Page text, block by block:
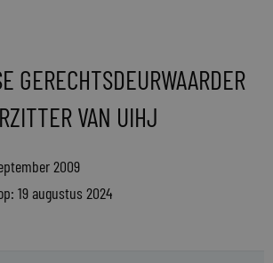
GERECHTSDEURWAARDER
VAN UIHJ
2009
19 augustus 2024